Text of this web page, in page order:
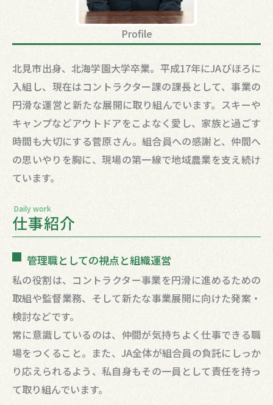
Profile
北見市出身、北海学園大学卒業。平成17年にJAびほろに
入組し、現在はコントラクター課の課長として、事業の
円滑な運営と新たな展開に取り組んでいます。スキーや
キャンプなどアウトドアをこよなく愛し、家族と過ごす
時間も大切にする菅原さん。組合員への感謝と、仲間へ
の思いやりを胸に、現場の第一線で地域農業を支え続け
ています。
Daily work
仕事紹介
管理職としての視点と組織運営
私の役割は、コントラクター事業を円滑に進めるための
取組や監督業務、そして新たな事業展開に向けた発案・
検討などです。
常に意識しているのは、仲間が気持ちよく仕事できる職
場をつくること。また、JA全体が組合員の負託にしっか
り応えられるよう、私自身もその一員として責任を持っ
て取り組んでいます。